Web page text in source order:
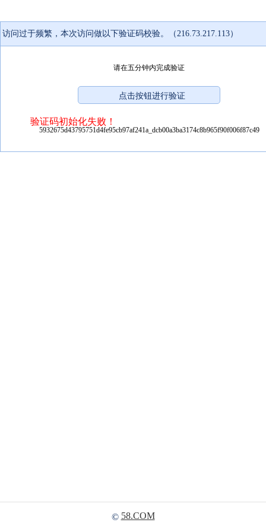
访问过于频繁，本次访问做以下验证码校验。（216.73.217.113）
请在五分钟内完成验证
验证码初始化失败！
5932675d43795751d4fe95cb97af241a_dcb00a3ba3174c8b965f90f006f87c49
© 58.COM